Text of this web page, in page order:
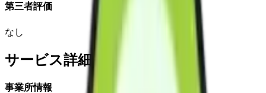
第三者評価
なし
サービス詳細
事業所情報